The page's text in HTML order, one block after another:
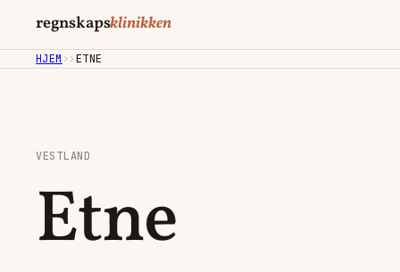
regnskapsklinikken
HJEM › ›ETNE
VESTLAND
Etne